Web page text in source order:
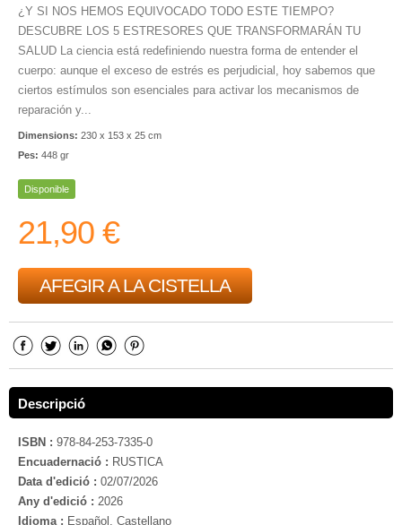
¿Y SI NOS HEMOS EQUIVOCADO TODO ESTE TIEMPO?
DESCUBRE LOS 5 ESTRESORES QUE TRANSFORMARÁN TU
SALUD La ciencia está redefiniendo nuestra forma de entender el
cuerpo: aunque el exceso de estrés es perjudicial, hoy sabemos que
ciertos estímulos son esenciales para activar los mecanismos de
reparación y...
Dimensions: 230 x 153 x 25 cm
Pes: 448 gr
Disponible
21,90 €
AFEGIR A LA CISTELLA
Descripció
ISBN : 978-84-253-7335-0
Encuadernació : RUSTICA
Data d'edició : 02/07/2026
Any d'edició : 2026
Idioma : Español, Castellano